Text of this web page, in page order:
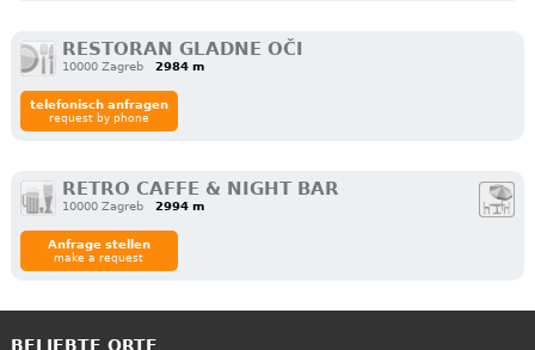
RESTORAN GLADNE OČI
10000 Zagreb 2984 m
telefonisch anfragen
request by phone
RETRO CAFFE & NIGHT BAR
10000 Zagreb 2994 m
Anfrage stellen
make a request
BELIEBTE ORTE